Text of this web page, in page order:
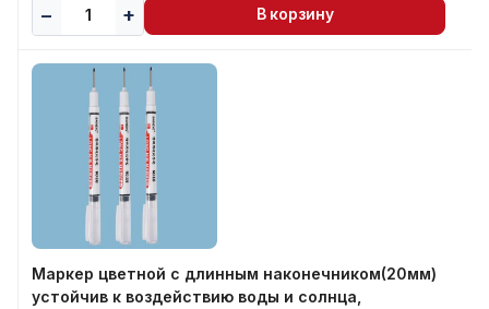
В корзину
Маркер цветной с длинным наконечником(20мм)
устойчив к воздействию воды и солнца,